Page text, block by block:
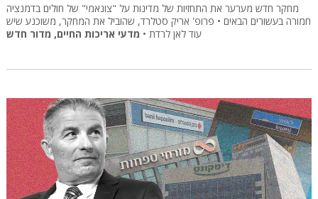
מחקר חדש מערער את התחזיות של מדינות על "צונאמי" של חולים בדמנציה
חמורה בעשורים הבאים • פרופ' אריק סטלרד, שהוביל את המחקר, משוכנע שיש
עוד לאן לרדת •מדעי אריכות החיים, מדור חדש